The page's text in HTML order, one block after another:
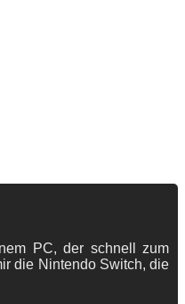
PC, der schnell zum
die Nintendo Switch, die